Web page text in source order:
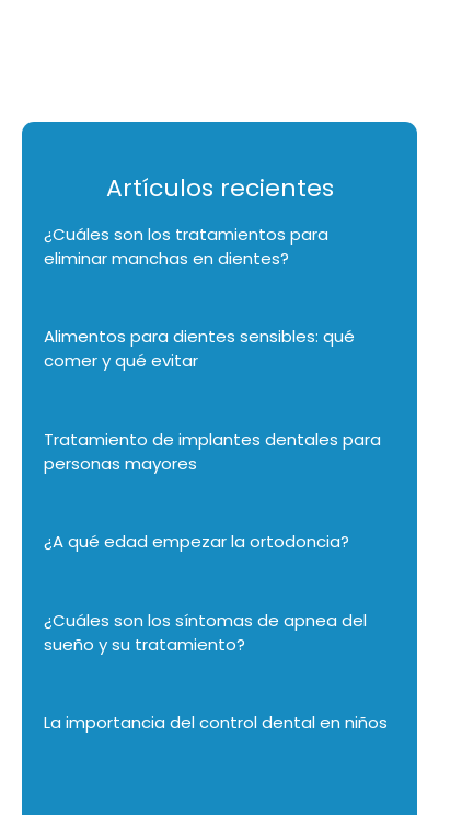
Artículos recientes
¿Cuáles son los tratamientos para
eliminar manchas en dientes?
Alimentos para dientes sensibles: qué
comer y qué evitar
Tratamiento de implantes dentales para
personas mayores
¿A qué edad empezar la ortodoncia?
¿Cuáles son los síntomas de apnea del
sueño y su tratamiento?
La importancia del control dental en niños